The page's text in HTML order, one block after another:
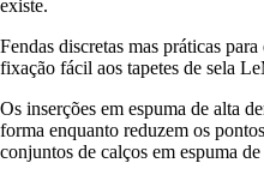
existe.
Fendas discretas mas práticas
fixação fácil aos tapetes de sela
Os inserções em espuma de alta
forma enquanto reduzem os
conjuntos de calços em espuma